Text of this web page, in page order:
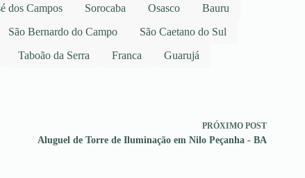
dos Campos Sorocaba Osasco
Bauru
São Bernardo do Campo
São Caetano do Sul
Taboão da Serra Franca Guarujá
PRÓXIMO POST
Aluguel de Torre de Iluminação em Nilo Peçanha - BA